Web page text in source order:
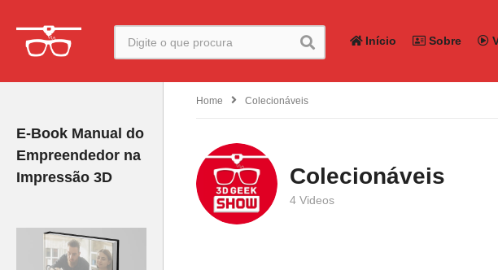
Início Sobre
E-Book Manual do
Empreendedor na
Impressão 3D
Home Colecionáveis
Colecionáveis
4 Videos